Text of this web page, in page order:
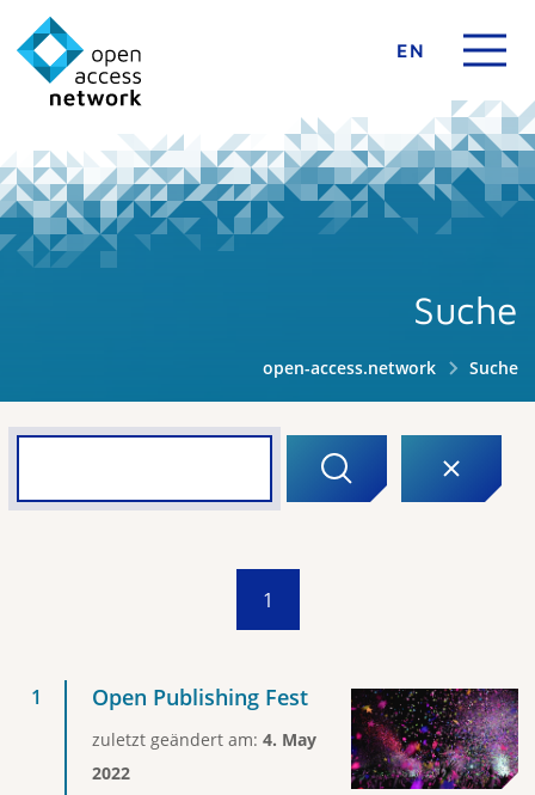
EN
Suche
open-access.network Suche
1
Open Publishing Fest
zuletzt geändert am: 4. May
2022